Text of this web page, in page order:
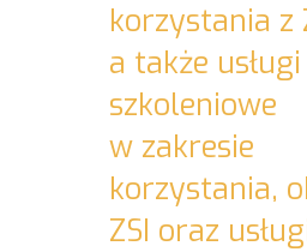
korzystania z
a także usługi
szkoleniowe
w zakresie
korzystania,
ZSI oraz